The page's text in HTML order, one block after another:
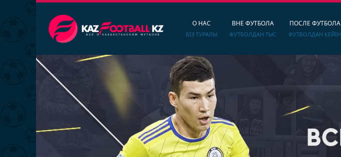
О НАС
БІЗ ТУРАЛЫ
ВНЕ ФУТБОЛА
ФУТБОЛДАН ТЫС
ПОСЛЕ ФУТБОЛА
ФУТБОЛДАН КЕЙІН